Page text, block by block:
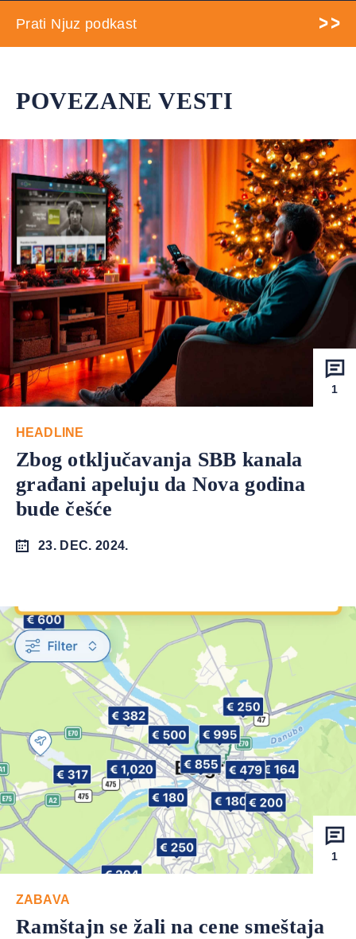
Prati Njuz podkast
POVEZANE VESTI
1
HEADLINE
Zbog otključavanja SBB kanala
građani apeluju da Nova godina
bude češće
23. DEC. 2024.
1
ZABAVA
Ramštajn se žali na cene smeštaja